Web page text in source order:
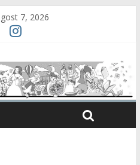
7, 2026